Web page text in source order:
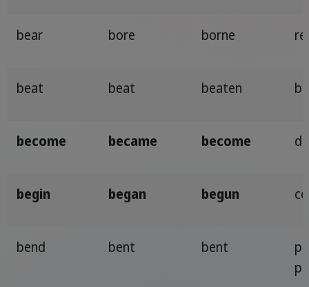
bear bore borne
beat beat beaten
become became become
begin began begun
bend bent bent